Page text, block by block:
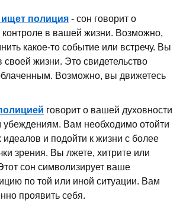
ищет полиция - сон говорит о
контроле в вашей жизни. Возможно,
какое-то событие или встречу. Вы
своей жизни. Это свидетельство
Возможно, вы движетесь
говорит о вашей духовности
убеждениям. Вам необходимо отойти
идеалов и подойти к жизни с более
зрения. Вы лжете, хитрите или
сон символизирует ваше
по той или иной ситуации. Вам
проявить себя.